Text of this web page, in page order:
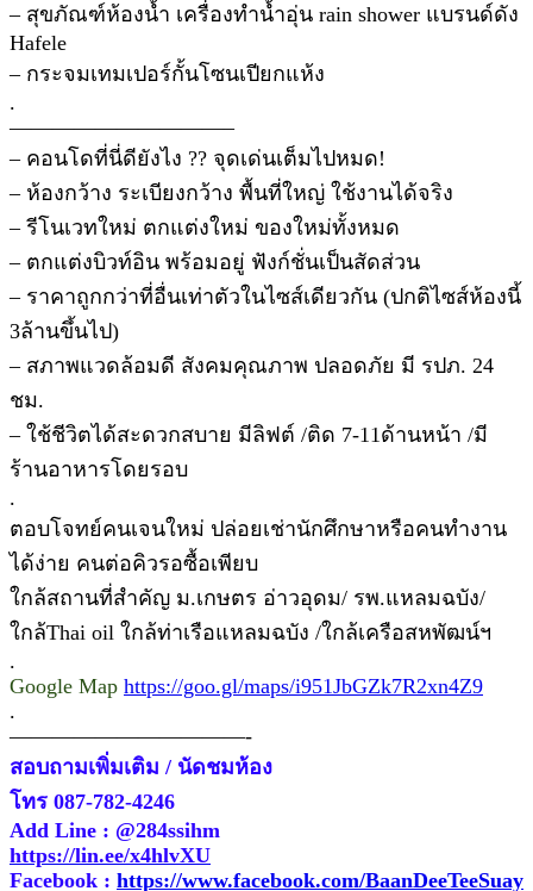
– สุขภัณฑ์ห้องน้ำ เครื่องทำน้ำอุ่น rain shower แบรนด์ดัง
Hafele
– กระจมเทมเปอร์กั้นโซนเปียกแห้ง
.
——————————–
– คอนโดที่นี่ดียังไง ?? จุดเด่นเต็มไปหมด!
– ห้องกว้าง ระเบียงกว้าง พื้นที่ใหญ่ ใช้งานได้จริง
– รีโนเวทใหม่ ตกแต่งใหม่ ของใหม่ทั้งหมด
– ตกแต่งบิวท์อิน พร้อมอยู่ ฟังก์ชั่นเป็นสัดส่วน
– ราคาถูกกว่าที่อื่นเท่าตัวในไซส์เดียวกัน (ปกติไซส์ห้องนี้
3ล้านขึ้นไป)
– สภาพแวดล้อมดี สังคมคุณภาพ ปลอดภัย มี รปภ. 24
ชม.
– ใช้ชีวิตได้สะดวกสบาย มีลิฟต์ /ติด 7-11ด้านหน้า /มี
ร้านอาหารโดยรอบ
.
ตอบโจทย์คนเจนใหม่ ปล่อยเช่านักศึกษาหรือคนทำงาน
ได้ง่าย คนต่อคิวรอซื้อเพียบ
ใกล้สถานที่สำคัญ ม.เกษตร อ่าวอุดม/ รพ.แหลมฉบัง/
ใกล้Thai oil ใกล้ท่าเรือแหลมฉบัง /ใกล้เครือสหพัฒน์ฯ
.
Google Map https://goo.gl/maps/i951JbGZk7R2xn4Z9
.
———————————-
สอบถามเพิ่มเติม / นัดชมห้อง
โทร 087-782-4246
Add Line : @284ssihm
https://lin.ee/x4hlvXU
Facebook : https://www.facebook.com/BaanDeeTeeSuay